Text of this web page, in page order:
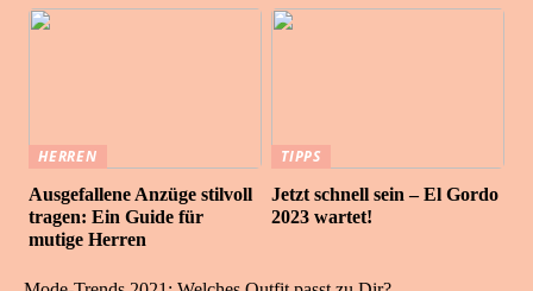
HERREN
Ausgefallene Anzüge stilvoll
tragen: Ein Guide für
mutige Herren
TIPPS
Jetzt schnell sein – El Gordo
2023 wartet!